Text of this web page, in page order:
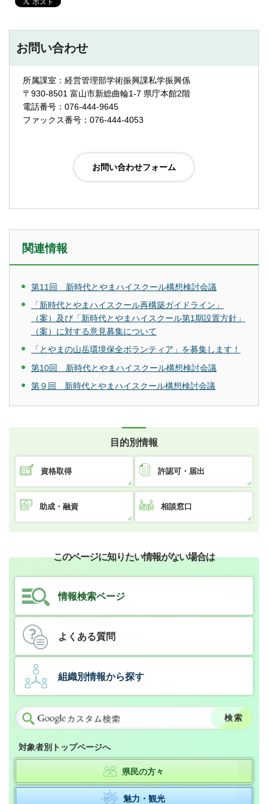
お問い合わせ
所属課室：経営管理部学術振興課私学振興係
〒930-8501 富山市新総曲輪1-7 県庁本館2階
電話番号：076-444-9645
ファックス番号：076-444-4053
関連情報
第11回 新時代とやまハイスクール構想検討会議
「新時代とやまハイスクール再構築ガイドライン」
（案）及び「新時代とやまハイスクール第1期設置方針」
（案）に対する意見募集について
「とやまの山岳環境保全ボランティア」を募集します！
第10回 新時代とやまハイスクール構想検討会議
第９回 新時代とやまハイスクール構想検討会議
目的別情報
資格取得 許認可・届出
助成・融資 相談窓口
このページに知りたい情報がない場合は
情報検索ページ
よくある質問
組織別情報から探す
対象者別トップページへ
県民の方々
魅力・観光